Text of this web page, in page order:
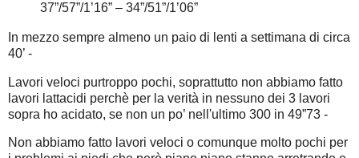
37”/57”/1’16” – 34”/51”/1’06”
In mezzo sempre almeno un paio di lenti a settimana di circa
40’ -
Lavori veloci purtroppo pochi, soprattutto non abbiamo fatto
lavori lattacidi perchè per la verità in nessuno dei 3 lavori
sopra ho acidato, se non un po’ nell'ultimo 300 in 49”73 -
Non abbiamo fatto lavori veloci o comunque molto pochi per